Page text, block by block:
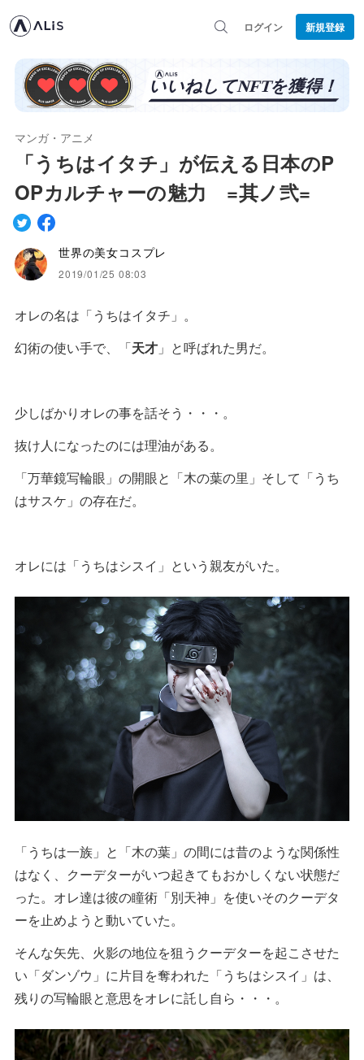
ログイン 新規登録
マンガ・アニメ
「うちはイタチ」が伝える日本のP
OPカルチャーの魅力 =其ノ弐=
世界の美女コスプレ
2019/01/25 08:03
オレの名は「うちはイタチ」。
幻術の使い手で、「天才 」と呼ばれた男だ。
少しばかりオレの事を話そう・・・。
抜け人になったのには理油がある。
「万華鏡写輪眼」の開眼と「木の葉の里」そして「うち
はサスケ」の存在だ。
オレには「うちはシスイ」という親友がいた。
「うちは一族」と「木の葉」の間には昔のような関係性
はなく、クーデターがいつ起きてもおかしくない状態だ
った。オレ達は彼の瞳術「別天神」を使いそのクーデタ
ーを止めようと動いていた。
そんな矢先、火影の地位を狙うクーデターを起こさせた
い「ダンゾウ」に片目を奪われた「うちはシスイ」は、
残りの写輪眼と意思をオレに託し自ら・・・。